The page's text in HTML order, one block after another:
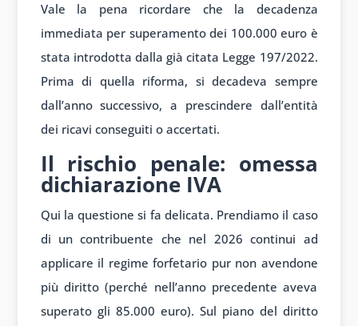
Vale la pena ricordare che la decadenza
immediata per superamento dei 100.000 euro è
stata introdotta dalla già citata Legge 197/2022.
Prima di quella riforma, si decadeva sempre
dall’anno successivo, a prescindere dall’entità
dei ricavi conseguiti o accertati.
Il rischio penale: omessa
dichiarazione IVA
Qui la questione si fa delicata. Prendiamo il caso
di un contribuente che nel 2026 continui ad
applicare il regime forfetario pur non avendone
più diritto (perché nell’anno precedente aveva
superato gli 85.000 euro). Sul piano del diritto